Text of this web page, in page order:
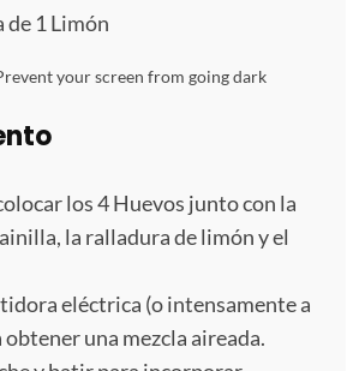
de 1 Limón
your screen from going dark
los 4 Huevos junto con la
la ralladura de limón y el
eléctrica (o intensamente a
obtener una mezcla aireada.